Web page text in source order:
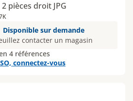
pièces droit JPG
Disponible sur demande
contacter un magasin
4 références
connectez-vous